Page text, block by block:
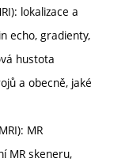
lokalizace a
echo, gradienty,
hustota
a obecně, jaké
MR
MR skeneru,